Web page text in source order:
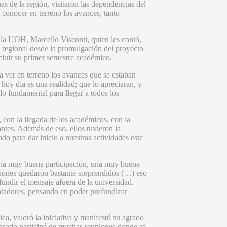
de la región, visitaron las dependencias del
en terreno los avances, tanto
UOH, Marcello Visconti, quien les contó,
desde la promulgación del proyecto
su primer semestre académico.
en terreno los avances que se estaban
día es una realidad; que lo apreciaran, y
fundamental para llegar a todos los
la llegada de los académicos, con la
Además de eso, ellos tuvieron la
para dar inicio a nuestras actividades este
muy buena participación, una muy buena
quedaron bastante sorprendidos (…) eso
el mensaje afuera de la universidad.
pensando en poder profundizar
valoró la iniciativa y manifestó su agrado